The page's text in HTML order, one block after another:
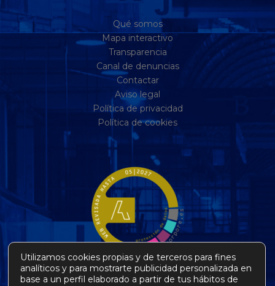
Qué somos
Mapa interactivo
Transparencia
Canal de denuncias
Contactar
Aviso legal
Política de privacidad
Política de cookies
Utilizamos cookies propias y de terceros para fines
analíticos y para mostrarte publicidad personalizada en
base a un perfil elaborado a partir de tus hábitos de